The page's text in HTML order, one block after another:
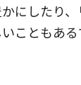
にしたり
こともあ